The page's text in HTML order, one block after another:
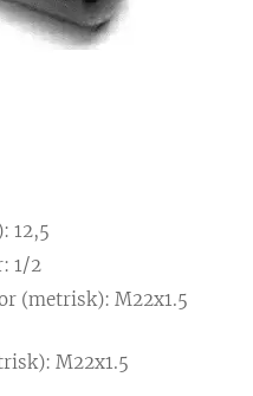
12,5
1/2
(metrisk): M22x1.5
M22x1.5